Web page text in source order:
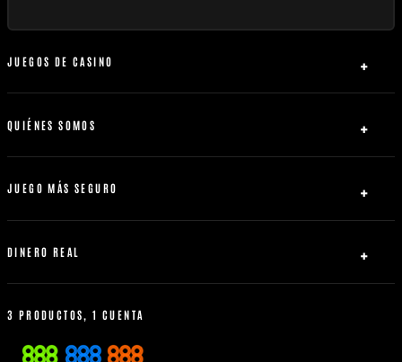
JUEGOS DE CASINO
Slots
Ruleta
QUIÉNES SOMOS
Ayuda
Afiliados
JUEGO MÁS SEGURO
Política de privacidad
Acuerdo con el usuario
Política de desconexiones
Juego autorizado
DINERO REAL
Pagos
Cobros
3 PRODUCTOS, 1 CUENTA